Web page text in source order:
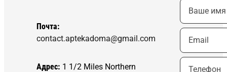
Почта:
contact.aptekadoma@gmail.com
Адрес: 1 1/2 Miles Northern